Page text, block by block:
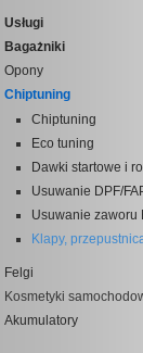
Usługi
Bagażniki
Opony
Chiptuning
Chiptuning
Eco tuning
Dawki startowe i
Usuwanie DPF/
Usuwanie zaworu
Klapy,
Felgi
Kosmetyki
Akumulatory